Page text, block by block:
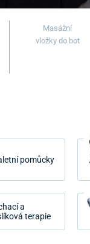
Masážní
vložky do bot
pomůcky
a
terapie